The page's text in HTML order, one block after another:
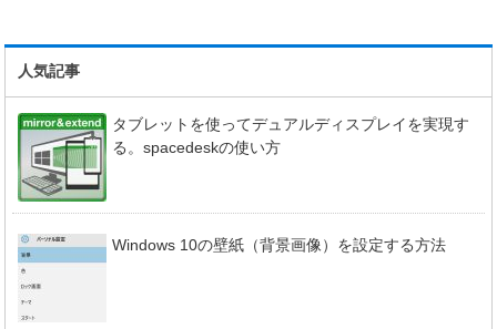
人気記事
タブレットを使ってデュアルディスプレイを実現す
る。spacedeskの使い方
Windows 10の壁紙（背景画像）を設定する方法